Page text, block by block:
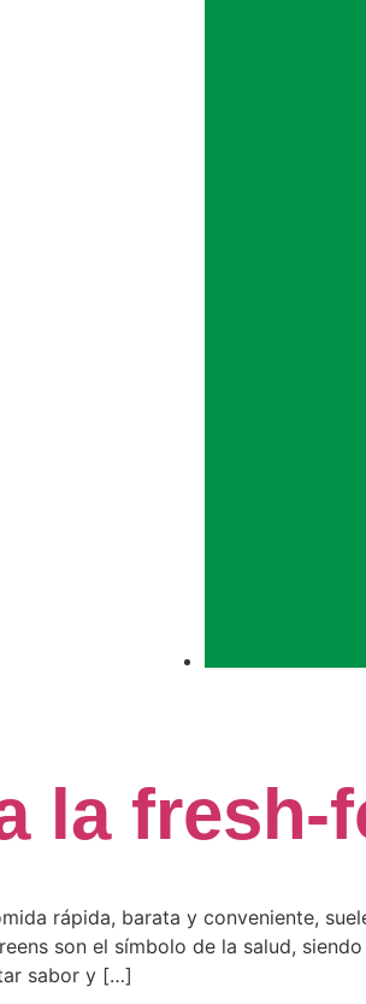
la fresh-
rápida, barata y conveniente,
son el símbolo de la salud,
sabor y […]